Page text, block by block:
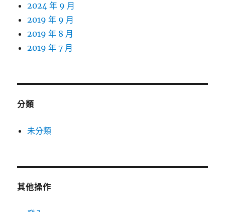
2024 年 9 月
2019 年 9 月
2019 年 8 月
2019 年 7 月
分類
未分類
其他操作